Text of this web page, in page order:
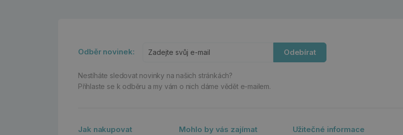
Odběr novinek: Odebírat
Nestíháte sledovat novinky na našich stránkách?
Přihlaste se k odběru a my vám o nich dáme vědět e-mailem.
Jak nakupovat Mohlo by vás zajímat Užitečné informace